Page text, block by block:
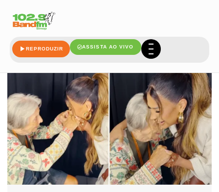
REPRODUZIR ASSISTA AO VIVO
internautas